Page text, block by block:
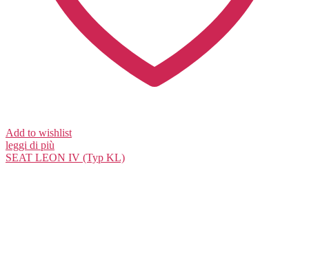
Add to wishlist
leggi di più
SEAT LEON IV (Typ KL)